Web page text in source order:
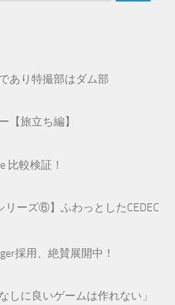
あり特撮部はダム部
旅立ち編】
比較検証！
リーズ⑥】ふわっとしたCEDEC
採用、絶賛展開中！
しに良いゲームは作れない」